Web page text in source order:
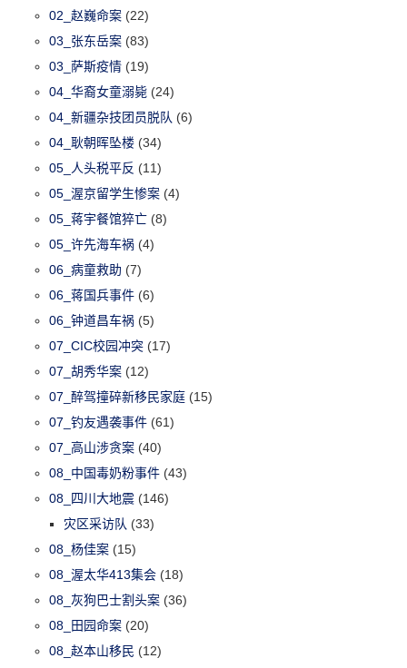
02_赵巍命案 (22)
03_张东岳案 (83)
03_萨斯疫情 (19)
04_华裔女童溺毙 (24)
04_新疆杂技团员脱队 (6)
04_耿朝晖坠楼 (34)
05_人头税平反 (11)
05_渥京留学生惨案 (4)
05_蒋宇餐馆猝亡 (8)
05_许先海车祸 (4)
06_病童救助 (7)
06_蒋国兵事件 (6)
06_钟道昌车祸 (5)
07_CIC校园冲突 (17)
07_胡秀华案 (12)
07_醉驾撞碎新移民家庭 (15)
07_钓友遇袭事件 (61)
07_高山涉贪案 (40)
08_中国毒奶粉事件 (43)
08_四川大地震 (146)
灾区采访队 (33)
08_杨佳案 (15)
08_渥太华413集会 (18)
08_灰狗巴士割头案 (36)
08_田园命案 (20)
08_赵本山移民 (12)